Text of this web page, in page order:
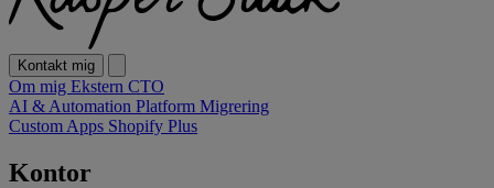
Kontakt mig
Om mig Ekstern CTO
AI & Automation Platform Migrering
Custom Apps Shopify Plus
Kontor